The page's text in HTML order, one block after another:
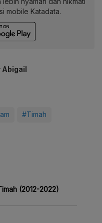
mobile Katadata.
Abigail
#Timah